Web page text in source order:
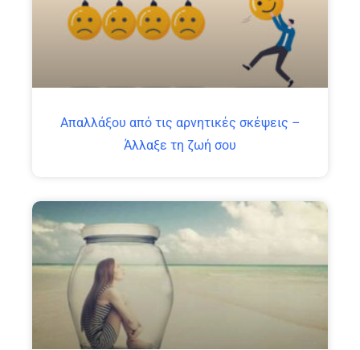
Απαλλάξου από τις αρνητικές σκέψεις –
Άλλαξε τη ζωή σου